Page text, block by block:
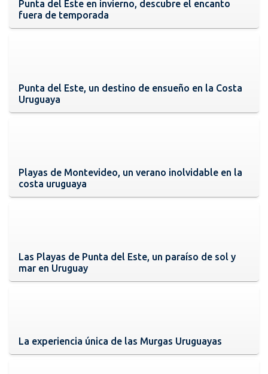
Punta del Este en invierno, descubre el encanto
fuera de temporada
Punta del Este, un destino de ensueño en la Costa
Uruguaya
Playas de Montevideo, un verano inolvidable en la
costa uruguaya
Las Playas de Punta del Este, un paraíso de sol y
mar en Uruguay
La experiencia única de las Murgas Uruguayas